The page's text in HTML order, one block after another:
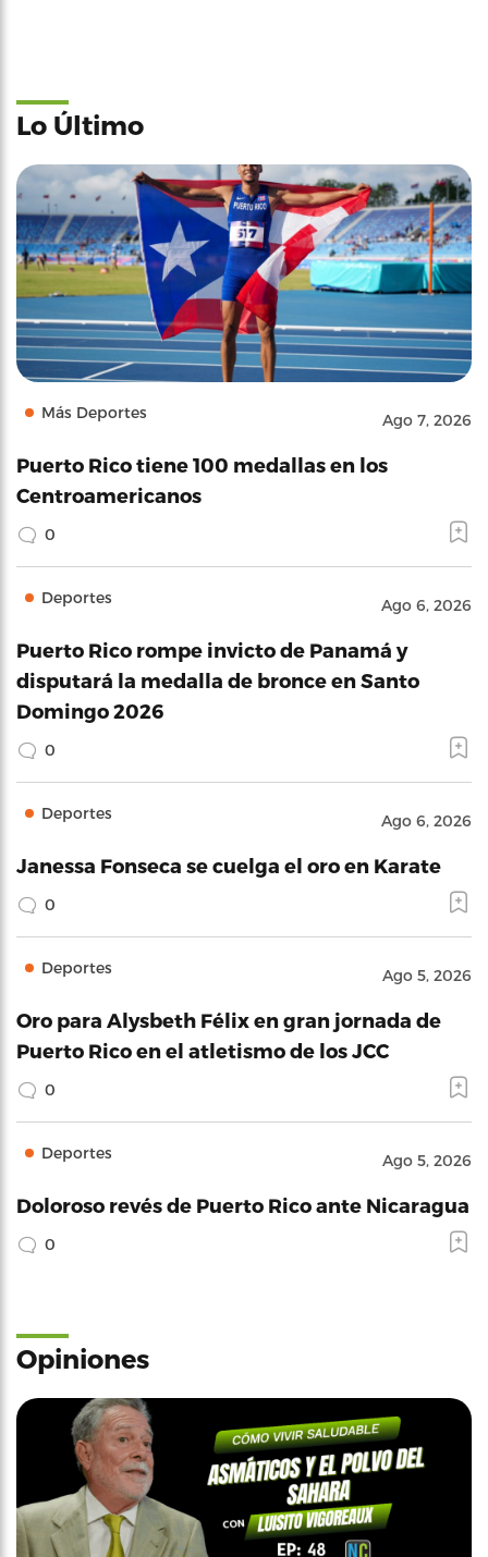
Lo Último
Más Deportes Ago 7, 2026
Puerto Rico tiene 100 medallas en los
Centroamericanos
0
Deportes Ago 6, 2026
Puerto Rico rompe invicto de Panamá y
disputará la medalla de bronce en Santo
Domingo 2026
0
Deportes Ago 6, 2026
Janessa Fonseca se cuelga el oro en Karate
0
Deportes Ago 5, 2026
Oro para Alysbeth Félix en gran jornada de
Puerto Rico en el atletismo de los JCC
0
Deportes Ago 5, 2026
Doloroso revés de Puerto Rico ante Nicaragua
0
Opiniones